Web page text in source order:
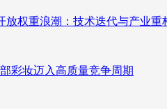
放权重浪潮：技术迭代与产业重
彩妆迈入高质量竞争周期